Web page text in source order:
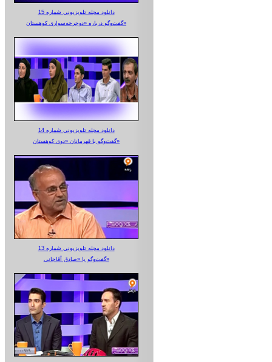
دانلود مجله تلویزیونی شماره 15
گفت‌وگو درباره «دوچرخه‌سواری کوهستان»
دانلود مجله تلویزیونی شماره 14
گفت‌وگو با قهرمانان «دوی کوهستان»
دانلود مجله تلویزیونی شماره 13
گفت‌وگو با «صادق آقاجانی»